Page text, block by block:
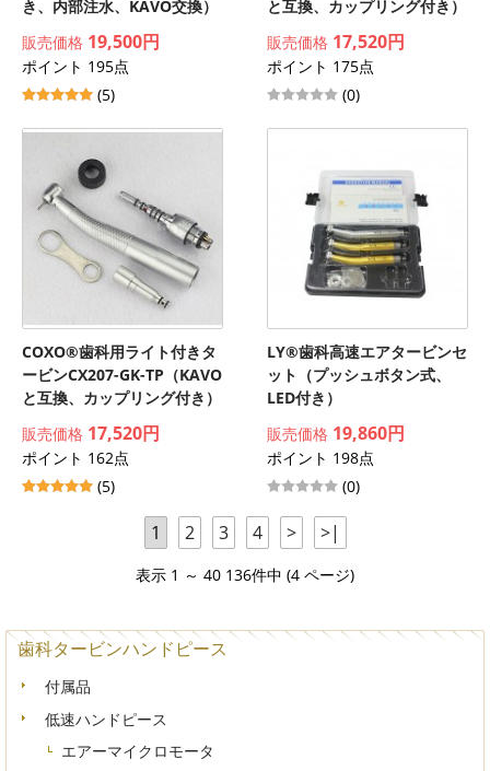
き、内部注水、KAVO交換）
販売価格 19,500円
ポイント 195点
(5)
と互換、カップリング付き）
販売価格 17,520円
ポイント 175点
(0)
COXO®歯科用ライト付きタ
ービンCX207-GK-TP（KAVO
と互換、カップリング付き）
販売価格 17,520円
ポイント 162点
(5)
LY®歯科高速エアタービンセ
ット（プッシュボタン式、
LED付き）
販売価格 19,860円
ポイント 198点
(0)
1 2 3 4 > >|
表示 1 ～ 40 136件中 (4 ページ)
歯科タービンハンドピース
付属品
低速ハンドピース
エアーマイクロモータ